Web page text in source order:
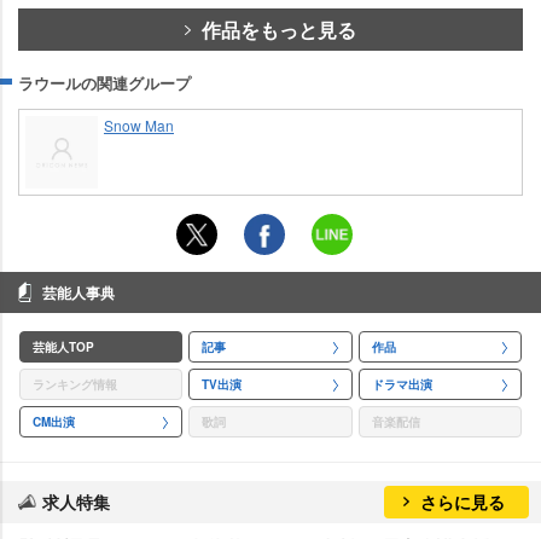
作品をもっと見る
ラウールの関連グループ
Snow Man
芸能人事典
芸能人TOP 記事 作品
ランキング情報 TV出演 ドラマ出演
CM出演 歌詞 音楽配信
求人特集 さらに見る